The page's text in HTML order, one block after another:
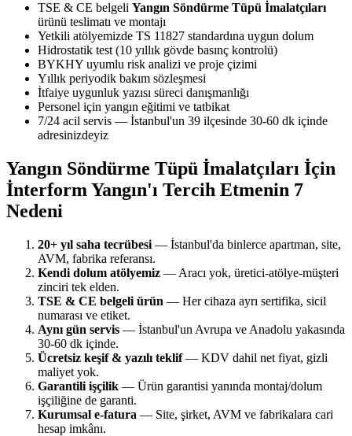
TSE & CE belgeli Yangın Söndürme Tüpü İmalatçıları
ürünü teslimatı ve montajı
Yetkili atölyemizde TS 11827 standardına uygun dolum
Hidrostatik test (10 yıllık gövde basınç kontrolü)
BYKHY uyumlu risk analizi ve proje çizimi
Yıllık periyodik bakım sözleşmesi
İtfaiye uygunluk yazısı süreci danışmanlığı
Personel için yangın eğitimi ve tatbikat
7/24 acil servis — İstanbul'un 39 ilçesinde 30-60 dk içinde
adresinizdeyiz
Yangın Söndürme Tüpü İmalatçıları İçin
İnterform Yangın'ı Tercih Etmenin 7
Nedeni
20+ yıl saha tecrübesi — İstanbul'da binlerce apartman, site,
AVM, fabrika referansı.
Kendi dolum atölyemiz — Aracı yok, üretici-atölye-müşteri
zinciri tek elden.
TSE & CE belgeli ürün — Her cihaza ayrı sertifika, sicil
numarası ve etiket.
Aynı gün servis — İstanbul'un Avrupa ve Anadolu yakasında
30-60 dk içinde.
Ücretsiz keşif & yazılı teklif— KDV dahil net fiyat, gizli
maliyet yok.
Garantili işçilik — Ürün garantisi yanında montaj/dolum
işçiliğine de garanti.
Kurumsal e-fatura — Site, şirket, AVM ve fabrikalara cari
hesap imkânı.